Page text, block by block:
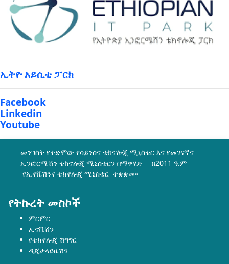
ኢትዮ አይሲቲ ፓርክ
Facebook
Linkedin
Youtube
መንግስት የቀድሞው የሳይንስና ቴክኖሎጂ ሚኒስቴር እና የመገናኛና
ኢንፎርሜሽን ቴክኖሎጂ ሚኒስቴርን በማዋሃድ በ2011 ዓ.ም
የኢኖቬሽንና ቴክኖሎጂ ሚኒስቴር ተቋቋመ፡፡
የትኩረት መስኮች
ምርምር
ኢኖቬሽን
የቴክኖሎጂ ሽግግር
ዲጂታላይዜሽን